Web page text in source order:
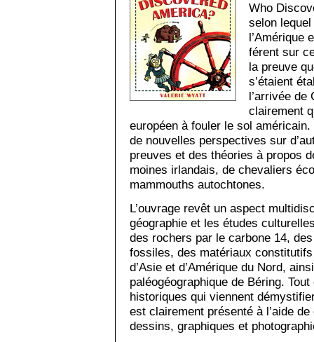
Who
selon
l’Amérique
férent sur
la preuve
s’étaient
l’arrivée de
clairement
européen à fouler le sol
de nouvelles perspectives sur
preuves et des théories à propos
moines irlandais, de chevaliers
mammouths autochtones.
L’ouvrage revêt un aspect
géographie et les études
des rochers par le carbone 14,
fos­siles, des matériaux
d’Asie et d’Amérique du Nord,
paléogéographique de Béring.
historiques qui viennent
est clairement présenté à l’aide
dessins, graphiques et